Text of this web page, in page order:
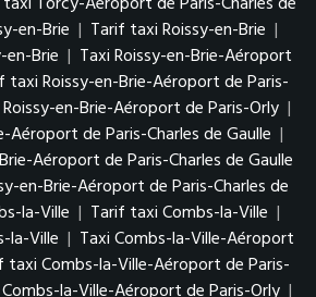
en-Brie | Tarif taxi Roissy-en-Brie |
en-Brie | Taxi Roissy-en-Brie-Aéroport
taxi Roissy-en-Brie-Aéroport de Paris-
en-Brie-Aéroport de Paris-Orly |
Aéroport de Paris-Charles de Gaulle |
Aéroport de Paris-Charles de Gaulle
en-Brie-Aéroport de Paris-Charles de
la-Ville | Tarif taxi Combs-la-Ville |
la-Ville | Taxi Combs-la-Ville-Aéroport
taxi Combs-la-Ville-Aéroport de Paris-
la-Ville-Aéroport de Paris-Orly |